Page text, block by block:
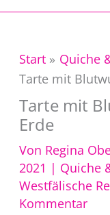
Start
Quiche
Tarte mit
Tarte mit
Erde
Von Regina
2021 | Quiche
Westfälische
Kommentar